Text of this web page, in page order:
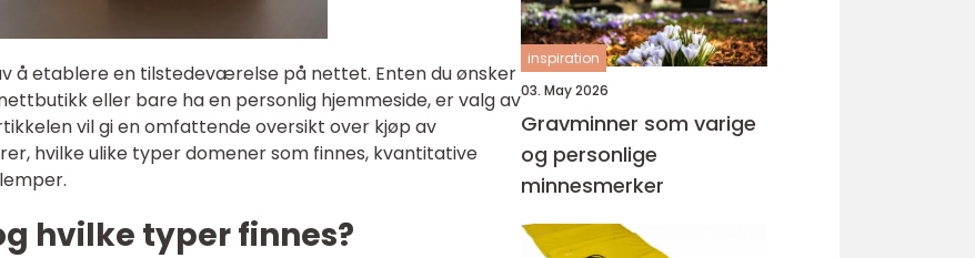
å etablere en tilstedeværelse på nettet. Enten du ønsker
eller bare ha en personlig hjemmeside, er valg av
vil gi en omfattende oversikt over kjøp av
hvilke ulike typer domener som finnes, kvantitative
hvilke typer finnes?
inspiration
03. May 2026
Gravminner som varige
og personlige
minnesmerker